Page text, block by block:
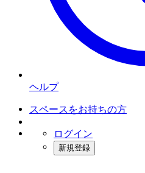
ヘルプ
スペースをお持ちの方
ログイン
新規登録